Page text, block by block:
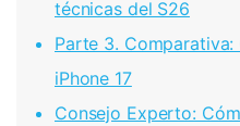
técnicas del S26
Parte 3.
iPhone 17
Consejo Experto: